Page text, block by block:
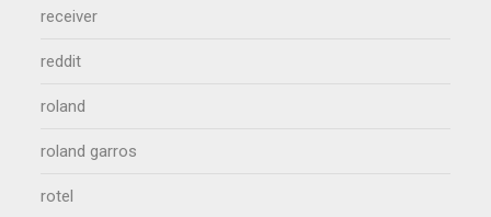
receiver
reddit
roland
roland garros
rotel